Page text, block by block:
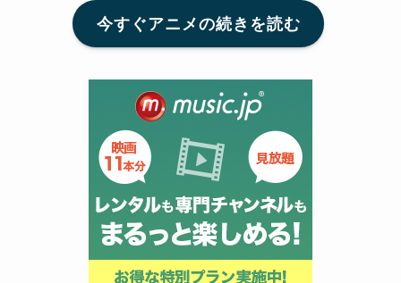
今すぐアニメの続きを読む